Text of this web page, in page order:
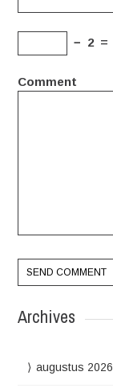
− 2 =
Comment
Archives
augustus 2026